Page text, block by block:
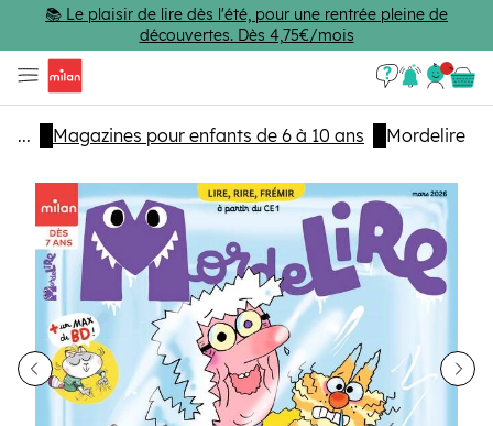
Passer au contenu principal
📚 Le plaisir de lire dès l'été, pour une rentrée pleine de
découvertes. Dès 4,75€/mois
Se
...
Magazines pour enfants de 6 à 10 ans Mordelire